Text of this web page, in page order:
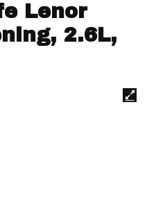
Lenor
2.6L,